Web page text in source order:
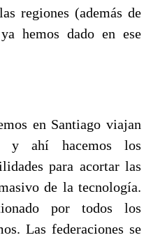
regiones (además de
hemos dado en ese
en Santiago viajan
y ahí hacemos los
para acortar las
de la tecnología.
por todos los
Las federaciones se